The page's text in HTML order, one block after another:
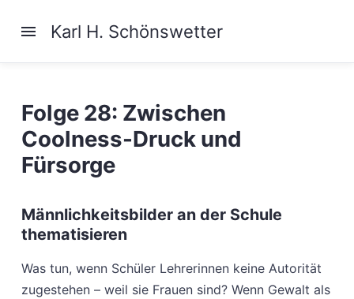
Karl H. Schönswetter
Folge 28: Zwischen
Coolness-Druck und
Fürsorge
Männlichkeitsbilder an der Schule
thematisieren
Was tun, wenn Schüler Lehrerinnen keine Autorität
zugestehen – weil sie Frauen sind? Wenn Gewalt als